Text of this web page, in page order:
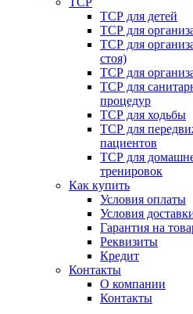
ТСР для детей
ТСР для
ТСР для
стоя)
ТСР для
ТСР для
процедур
ТСР для ходьбы
ТСР для
пациентов
ТСР для
тренировок
Как купить
Условия оплаты
Условия
Гарантия на
Реквизиты
Кредит
Контакты
О компании
Контакты